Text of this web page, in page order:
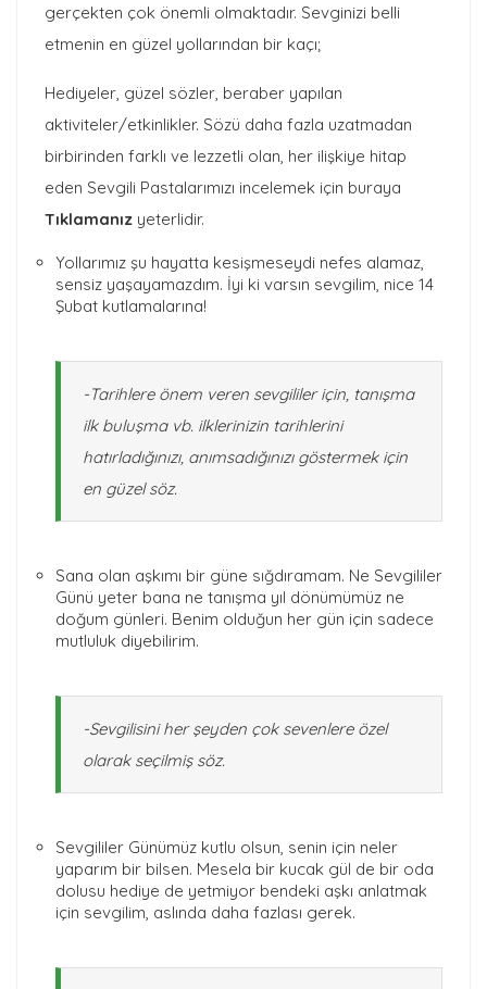
gerçekten çok önemli olmaktadır. Sevginizi belli
etmenin en güzel yollarından bir kaçı;
Hediyeler, güzel sözler, beraber yapılan
aktiviteler/etkinlikler. Sözü daha fazla uzatmadan
birbirinden farklı ve lezzetli olan, her ilişkiye hitap
eden Sevgili Pastalarımızı incelemek için buraya
Tıklamanız yeterlidir.
Yollarımız şu hayatta kesişmeseydi nefes alamaz,
sensiz yaşayamazdım. İyi ki varsın sevgilim, nice 14
Şubat kutlamalarına!
-Tarihlere önem veren sevgililer için, tanışma
ilk buluşma vb. ilklerinizin tarihlerini
hatırladığınızı, anımsadığınızı göstermek için
en güzel söz.
Sana olan aşkımı bir güne sığdıramam. Ne Sevgililer
Günü yeter bana ne tanışma yıl dönümümüz ne
doğum günleri. Benim olduğun her gün için sadece
mutluluk diyebilirim.
-Sevgilisini her şeyden çok sevenlere özel
olarak seçilmiş söz.
Sevgililer Günümüz kutlu olsun, senin için neler
yaparım bir bilsen. Mesela bir kucak gül de bir oda
dolusu hediye de yetmiyor bendeki aşkı anlatmak
için sevgilim, aslında daha fazlası gerek.